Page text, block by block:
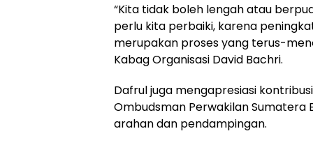
“Kita tidak boleh lengah atau
perlu kita perbaiki, karena
merupakan proses yang terus-
Kabag Organisasi David Bachri.
Dafrul juga mengapresiasi
Ombudsman Perwakilan
arahan dan pendampingan.